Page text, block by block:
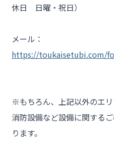
休日　日曜・祝日）
メール：
https://toukaisetubi.com/
※もちろん、上記以外のエ
消防設備など設備に関する
ります。